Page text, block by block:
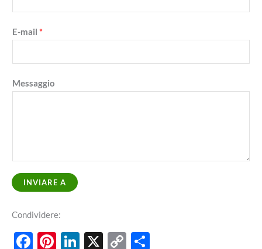
E-mail *
Messaggio
INVIARE A
Condividere:
Facebook
Pinterest
LinkedIn
X
Copy